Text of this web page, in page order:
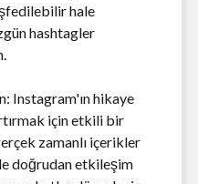
hale
hashtagler
Instagram'ın hikaye
için etkili bir
zamanlı içerikler
doğrudan etkileşim